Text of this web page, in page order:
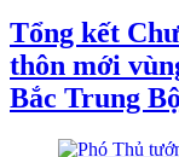
Tổng kết
thôn mới
Bắc Trung Bộ